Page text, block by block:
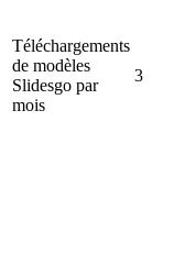
Téléchargements
de modèles
Slidesgo par
mois
3